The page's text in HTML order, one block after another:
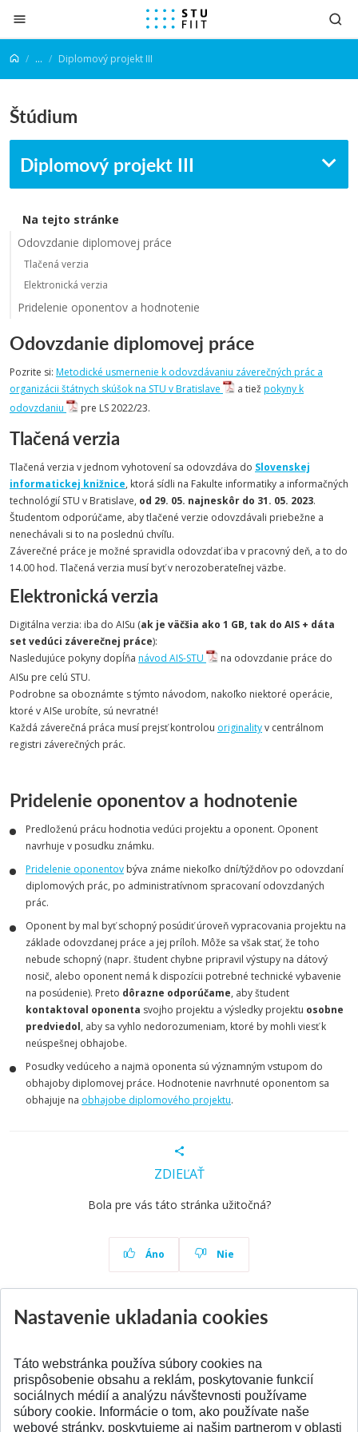
Prejsť na obsah
... Diplomový projekt III
Štúdium
Diplomový projekt III
Na tejto stránke
Odovzdanie diplomovej práce
Tlačená verzia
Elektronická verzia
Pridelenie oponentov a hodnotenie
Odovzdanie diplomovej práce
Pozrite si: Metodické usmernenie k odovzdávaniu záverečných prác a
organizácii štátnych skúšok na STU v Bratislave
a tiežpokyny k
odovzdaniu
pre LS 2022/23.
Tlačená verzia
Tlačená verzia v jednom vyhotovení sa odovzdáva do Slovenskej
informatickej knižnice, ktorá sídli na Fakulte informatiky a informačných
technológií STU v Bratislave, od 29. 05. najneskôr do 31. 05. 2023.
Študentom odporúčame, aby tlačené verzie odovzdávali priebežne a
nenechávali si to na poslednú chvíľu.
Záverečné práce je možné spravidla odovzdať iba v pracovný deň, a to do
14.00 hod. Tlačená verzia musí byť v nerozoberateľnej väzbe.
Elektronická verzia
Digitálna verzia: iba do AISu (ak je väčšia ako 1 GB, tak do AIS + dáta
set vedúci záverečnej práce):
Nasledujúce pokyny dopĺňa návod AIS-STU
na odovzdanie práce do
AISu pre celú STU.
Podrobne sa oboznámte s týmto návodom, nakoľko niektoré operácie,
ktoré v AISe urobíte, sú nevratné!
Každá záverečná práca musí prejsť kontrolou originalityv centrálnom
registri záverečných prác.
Pridelenie oponentov a hodnotenie
Predloženú prácu hodnotia vedúci projektu a oponent. Oponent
navrhuje v posudku známku.
Pridelenie oponentov býva známe niekoľko dní/týždňov po odovzdaní
diplomových prác, po administratívnom spracovaní odovzdaných
prác.
Oponent by mal byť schopný posúdiť úroveň vypracovania projektu na
základe odovzdanej práce a jej príloh. Môže sa však stať, že toho
nebude schopný (napr. študent chybne pripravil výstupy na dátový
nosič, alebo oponent nemá k dispozícii potrebné technické vybavenie
na posúdenie). Preto dôrazne odporúčame, aby študent
kontaktoval oponenta svojho projektu a výsledky projektu osobne
predviedol, aby sa vyhlo nedorozumeniam, ktoré by mohli viesť k
neúspešnej obhajobe.
Posudky vedúceho a najmä oponenta sú významným vstupom do
obhajoby diplomovej práce. Hodnotenie navrhnuté oponentom sa
obhajuje na obhajobe diplomového projektu.
ZDIEĽAŤ
Bola pre vás táto stránka užitočná?
Áno Nie
Nastavenie ukladania cookies
Táto webstránka používa súbory cookies na
prispôsobenie obsahu a reklám, poskytovanie funkcií
sociálnych médií a analýzu návštevnosti používame
súbory cookie. Informácie o tom, ako používate naše
webové stránky, poskytujeme aj našim partnerom v oblasti